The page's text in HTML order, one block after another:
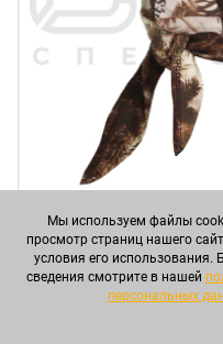
Мы используем файлы
просмотр страниц нашего
условия его использования.
сведения смотрите в нашей
персональных